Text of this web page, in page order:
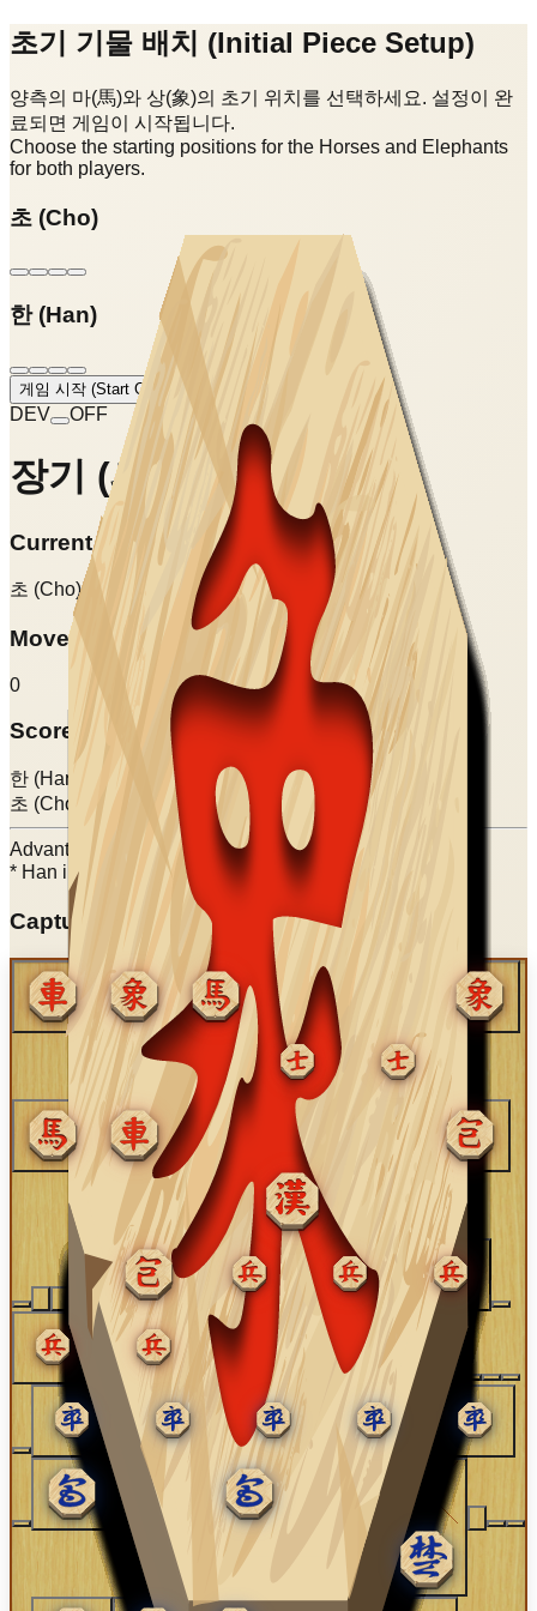
초기 기물 배치 (Initial Piece Setup)
양측의 마(馬)와 상(象)의 초기 위치를 선택하세요. 설정이 완
료되면 게임이 시작됩니다.
Choose the starting positions for the Horses and Elephants
for both players.
초 (Cho)
한 (Han)
게임 시작 (Start Game)
DEV OFF
장기 (Janggi)
Current Turn
초 (Cho)
Move Count
0
Score
한 (Han):
73.5
초 (Cho):
72
Advantage:
+1.5
* Han includes 덤 (deom) +1.5
Captured Pieces